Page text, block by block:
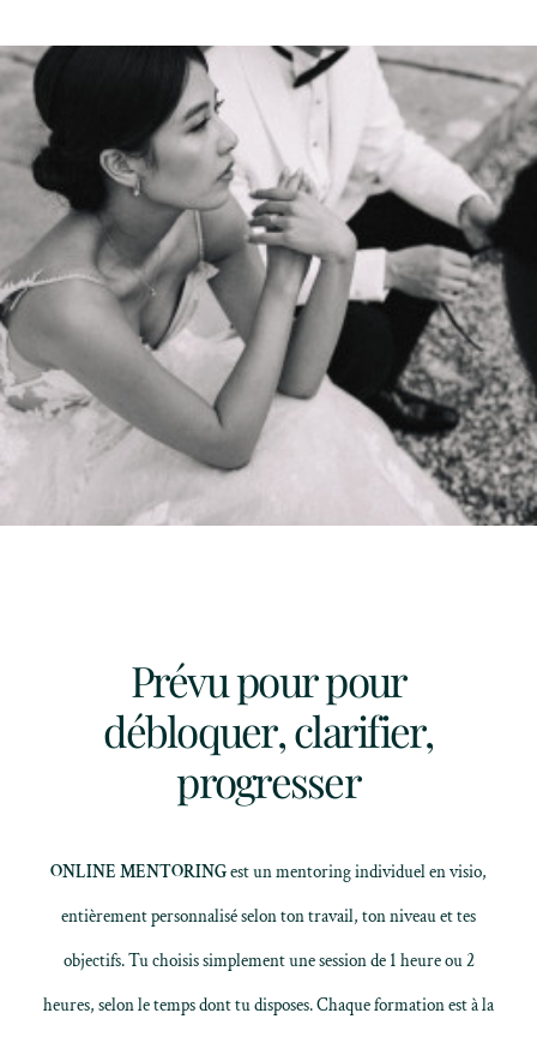
Prévu pour pour
débloquer, clarifier,
progresser
ONLINE MENTORINGest un mentoring individuel en visio,
entièrement personnalisé selon ton travail, ton niveau et tes
objectifs. Tu choisis simplement une session de 1 heure ou 2
heures, selon le temps dont tu disposes. Chaque formation est à la